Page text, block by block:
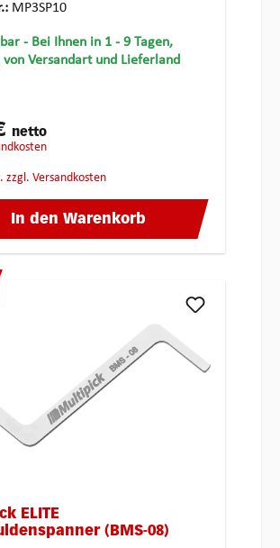
MP3SP10
- Bei Ihnen in 1 - 9 Tagen,
von Versandart und Lieferland
netto
zzgl. Versandkosten
In den Warenkorb
ELITE
(BMS-08)